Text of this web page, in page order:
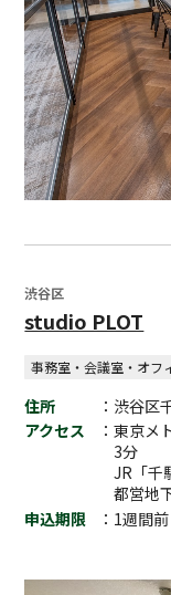
渋谷区
studio PLOT
事務室・会議室・オフ
住所
：渋谷区
アクセス
：東京メ
3分
JR「千
都営地
申込期限
：1週間前